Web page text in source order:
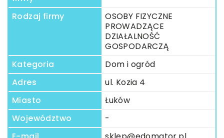
Rodzaj firmy
OSOBY FIZYCZNE
PROWADZĄCE
DZIAŁALNOŚĆ
GOSPODARCZĄ
Kategoria
Dom i ogród
Adres
ul. Kozia 4
Miasto
Łuków
Województwo
-